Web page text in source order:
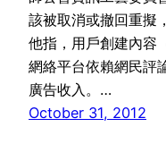
該被取消或撤回重擬
他指，用戶創建內
網絡平台依賴網民評
廣告收入。…
October 31, 2012